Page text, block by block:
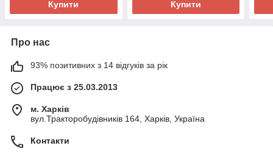
Купити Купити
Про нас
93% позитивних з 14 відгуків за рік
Працює з 25.03.2013
м. Харків
вул.Тракторобудівників 164, Харків, Україна
Контакти